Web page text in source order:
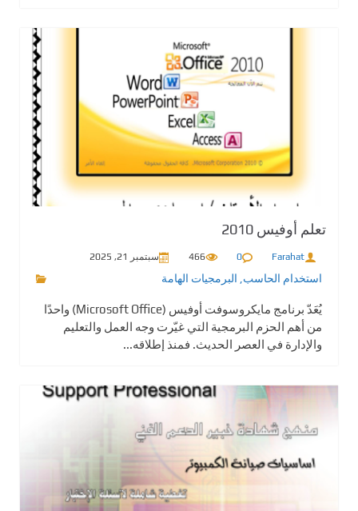
تعلم أوفيس 2010
Farahat
0
466 سبتمبر 21, 2025
استخدام الحاسب البرمجيات الهامة
يُعَدّ برنامج مايكروسوفت أوفيس (Microsoft Office) واحدًا
من أهم الحزم البرمجية التي غيّرت وجه العمل والتعليم
والإدارة في العصر الحديث. فمنذ إطلاقه...